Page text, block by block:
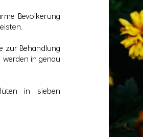
Bevölkerung
zur Behandlung
werden in genau
in sieben